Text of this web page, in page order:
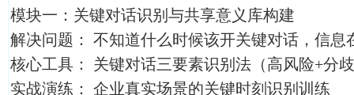
模块一：关键对话识别与共享意义库构建
解决问题： 不知道什么时候该开关键对话，信息
核心工具： 关键对话三要素识别法（高风险+分
实战演练： 企业真实场景的关键时刻识别训练